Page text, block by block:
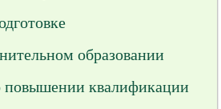
образовании
повышении квалификации